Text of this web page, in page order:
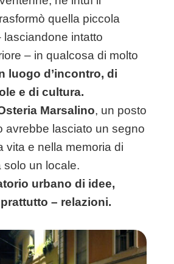
quella piccola
lasciandone intatto
– in qualcosa di molto
luogo d’incontro, di
e di cultura.
Marsalino, un posto
avrebbe lasciato un segno
vita e nella memoria di
solo un locale.
urbano di idee,
– relazioni.